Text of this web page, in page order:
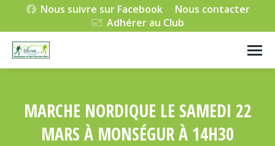
Nous suivre sur Facebook
Nous contacter
Adhérer au Club
MARCHE NORDIQUE LE SAMEDI 22
MARS À MONSÉGUR À 14H30